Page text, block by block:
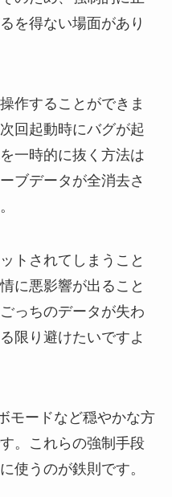
を得ない場面があり
作することができま
回起動時にバグが起
一時的に抜く方法は
ブデータが全消去さ
トされてしまうこと
に悪影響が出ること
っちのデータが失わ
限り避けたいですよ
モードなど穏やかな方
。これらの強制手段
使うのが鉄則です。